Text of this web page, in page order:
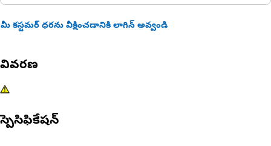
మీ కస్టమర్ ధరను వీక్షించడానికి లాగిన్ అవ్వండి
వివరణ
స్పెసిఫికేషన్